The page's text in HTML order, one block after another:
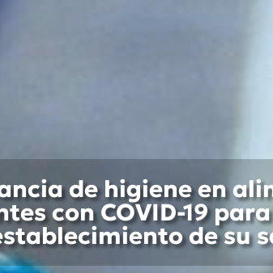
de higiene en
con COVID-19
de su